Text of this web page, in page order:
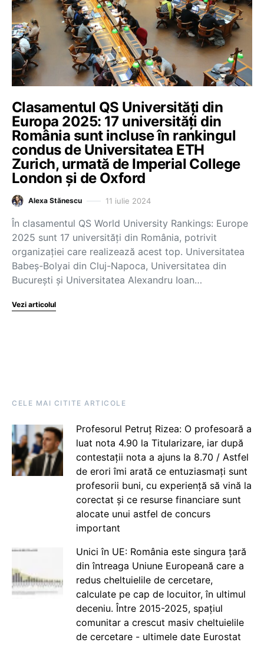
Clasamentul QS Universități din
Europa 2025: 17 universități din
România sunt incluse în rankingul
condus de Universitatea ETH
Zurich, urmată de Imperial College
London și de Oxford
Alexa Stănescu 11 iulie 2024
În clasamentul QS World University Rankings: Europe
2025 sunt 17 universități din România, potrivit
organizației care realizează acest top. Universitatea
Babeș-Bolyai din Cluj-Napoca, Universitatea din
București și Universitatea Alexandru Ioan…
Vezi articolul
CELE MAI CITITE ARTICOLE
Profesorul Petruț Rizea: O profesoară a
luat nota 4.90 la Titularizare, iar după
contestații nota a ajuns la 8.70 / Astfel
de erori îmi arată ce entuziasmați sunt
profesorii buni, cu experiență să vină la
corectat și ce resurse financiare sunt
alocate unui astfel de concurs
important
Unici în UE: România este singura țară
din întreaga Uniune Europeană care a
redus cheltuielile de cercetare,
calculate pe cap de locuitor, în ultimul
deceniu. Între 2015-2025, spațiul
comunitar a crescut masiv cheltuielile
de cercetare - ultimele date Eurostat